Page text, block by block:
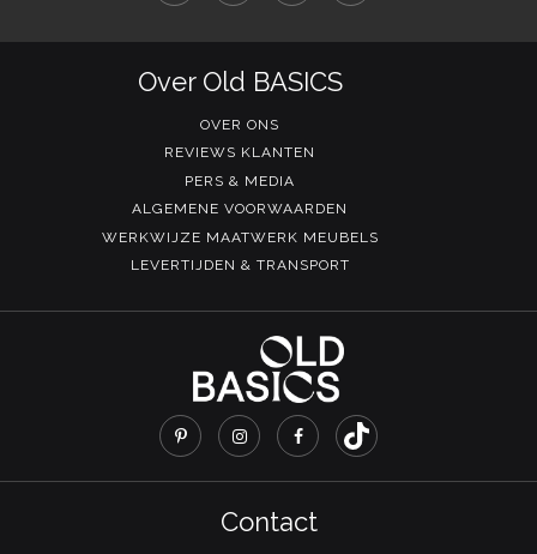
Over Old BASICS
OVER ONS
REVIEWS KLANTEN
PERS & MEDIA
ALGEMENE VOORWAARDEN
WERKWIJZE MAATWERK MEUBELS
LEVERTIJDEN & TRANSPORT
Contact